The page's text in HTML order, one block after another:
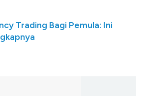
Trading Bagi Pemula: Ini